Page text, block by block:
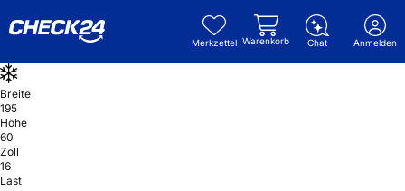
Merkzettel Warenkorb Chat Anmelden
Breite
195
Höhe
60
Zoll
16
Last